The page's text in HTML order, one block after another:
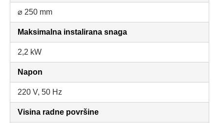
⌀ 250 mm
Maksimalna instalirana snaga
2,2 kW
Napon
220 V, 50 Hz
Visina radne površine